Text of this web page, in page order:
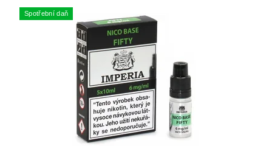
Spotřební daň